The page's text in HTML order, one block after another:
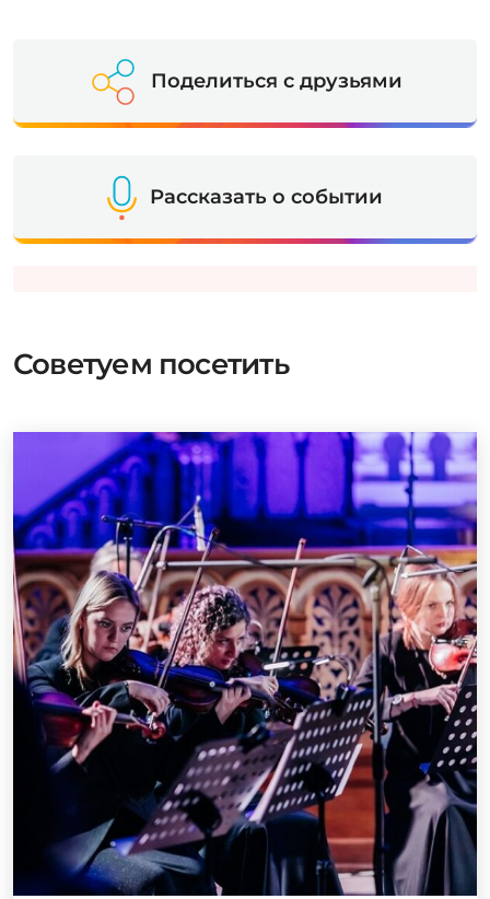
Поделиться с друзьями
Рассказать о событии
Советуем посетить